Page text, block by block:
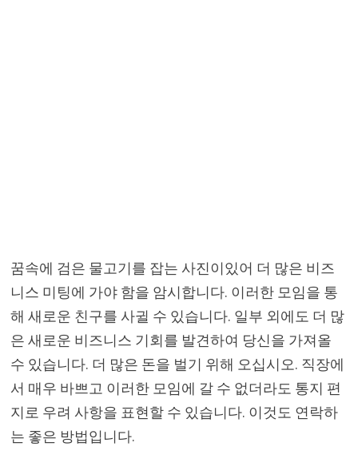
꿈속에 검은 물고기를 잡는 사진이있어 더 많은 비즈
니스 미팅에 가야 함을 암시합니다. 이러한 모임을 통
해 새로운 친구를 사귈 수 있습니다. 일부 외에도 더 많
은 새로운 비즈니스 기회를 발견하여 당신을 가져올
수 있습니다. 더 많은 돈을 벌기 위해 오십시오. 직장에
서 매우 바쁘고 이러한 모임에 갈 수 없더라도 통지 편
지로 우려 사항을 표현할 수 있습니다. 이것도 연락하
는 좋은 방법입니다.